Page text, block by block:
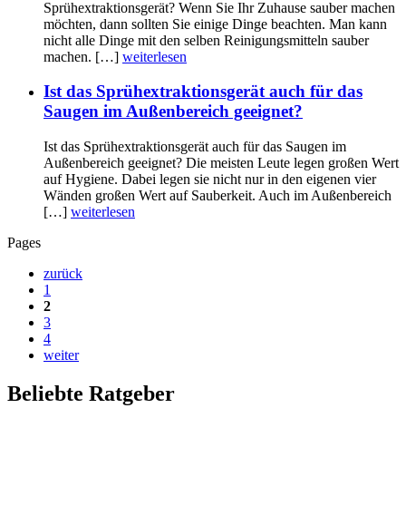
Sprühextraktionsgerät? Wenn Sie Ihr Zuhause sauber machen
möchten, dann sollten Sie einige Dinge beachten. Man kann
nicht alle Dinge mit den selben Reinigungsmitteln sauber
machen. […] weiterlesen
Ist das Sprühextraktionsgerät auch für das
Saugen im Außenbereich geeignet?
Ist das Sprühextraktionsgerät auch für das Saugen im
Außenbereich geeignet? Die meisten Leute legen großen Wert
auf Hygiene. Dabei legen sie nicht nur in den eigenen vier
Wänden großen Wert auf Sauberkeit. Auch im Außenbereich
[…] weiterlesen
Pages
zurück
1
2
3
4
weiter
Beliebte Ratgeber